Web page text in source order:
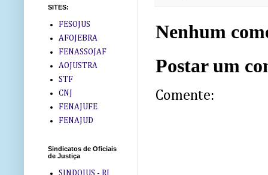
Nenhum
Postar um
Comente:
SITES:
FESOJUS
AFOJEBRA
FENASSOJAF
AOJUSTRA
STF
CNJ
FENAJUFE
FENAJUD
Sindicatos de Oficiais
de Justiça
SINDOJUS - RJ